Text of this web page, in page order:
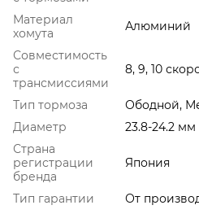
Материал
хомута
Алюминий
Совместимость
с
трансмиссиями
8, 9, 10
Тип тормоза
Ободной,
Диаметр
23.8-24.2 мм
Страна
регистрации
бренда
Япония
Тип гарантии
От